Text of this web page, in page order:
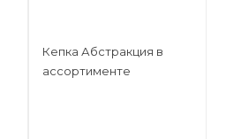
Кепка Абстракция в
ассортименте